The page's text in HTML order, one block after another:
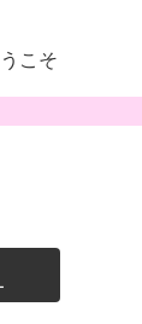
こそ